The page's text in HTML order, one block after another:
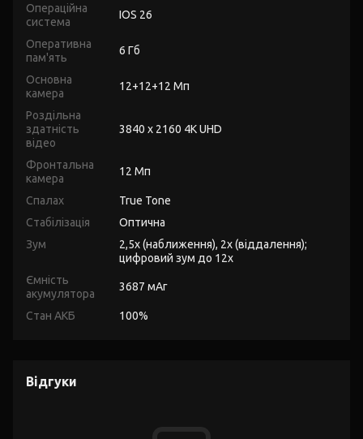
Операційна
система
IOS 26
Оперативна
пам'ять
6 Гб
Основна
камера
12+12+12 Мп
Роздільна
здатність
відео
3840 x 2160 4K UHD
Фронтальна
камера
12 Мп
Спалах
True Tone
Стабілізація
Оптична
Зум
2,5x (наближення), 2x (віддалення);
цифровий зум до 12x
Ємність
акумулятора
3687 мАг
Стан АКБ 100%
Відгуки